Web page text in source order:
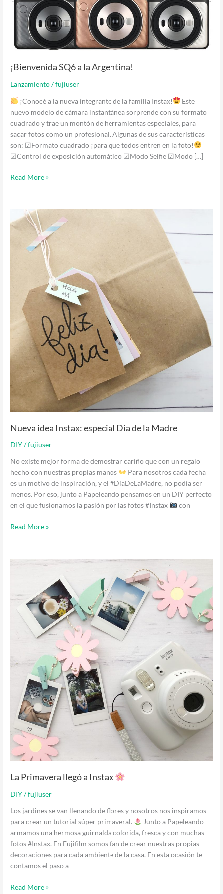
¡Bienvenida SQ6 a la Argentina!
Lanzamiento/fujiuser
¡Conocé a la nueva integrante de la familia Instax!
Este
nuevo modelo de cámara instantánea sorprende con su formato
cuadrado y trae un montón de herramientas especiales, para
sacar fotos como un profesional. Algunas de sus características
son: ☑Formato cuadrado ¡para que todos entren en la foto!
☑Control de exposición automático ☑Modo Selfie ☑Modo […]
Read More »
Nueva idea Instax: especial Día de la Madre
DIY/fujiuser
No existe mejor forma de demostrar cariño que con un regalo
hecho con nuestras propias manos
Para nosotros cada fecha
es un motivo de inspiración, y el #DíaDeLaMadre, no podía ser
menos. Por eso, junto a Papeleando pensamos en un DIY perfecto
en el que fusionamos la pasión por las fotos #Instax
con
Nueva
idea
especial
de
Madre
Read More »
La Primavera llegó a Instax
DIY/fujiuser
Los jardines se van llenando de flores y nosotros nos inspiramos
para crear un tutorial súper primaveral.
Junto a Papeleando
armamos una hermosa guirnalda colorida, fresca y con muchas
fotos #Instax. En Fujifilm somos fan de crear nuestras propias
decoraciones para cada ambiente de la casa. En esta ocasión te
contamos el paso a
Instax
Read More »